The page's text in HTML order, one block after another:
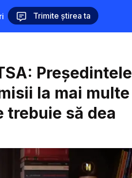
Trimite știrea ta
Președintele
la mai multe
să dea